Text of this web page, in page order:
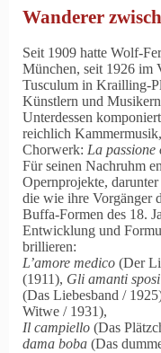
Wanderer
Seit 1909 hatte Wolf-
München, seit 1926 im
Tusculum in Krailling-
Künstlern und
Unterdessen
reichlich
Chorwerk: La passione
Für seinen Nachruhm
Opernprojekte,
die wie ihre Vorgänger
Buffa-Formen des 18.
Entwicklung und
brillieren:
L’amore medico (Der
(1911), Gli amanti sposi
(Das Liebesband /
Witwe / 1931),
Il campiello (Das
dama boba (Das